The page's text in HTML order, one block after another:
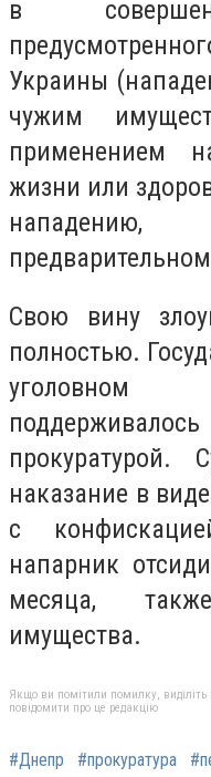
в
Украины
чужим
применением
жизни или
Свою вину
полностью.
прокуратурой.
наказание в
с
напарник
месяца,
имущества.
Якщо ви помітили помилку, виділіть
повідомити про це редакцію
#Днепр #прокуратура